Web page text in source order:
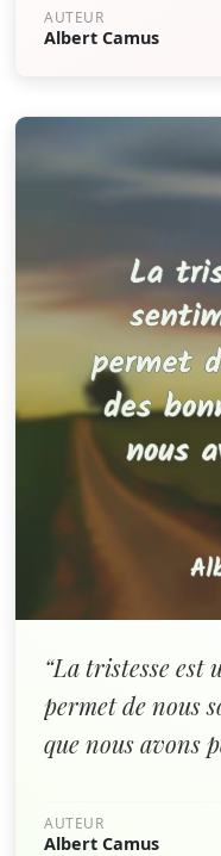
AUTEUR
Albert Camus
“La tristesse est
permet de nous
que nous avons
AUTEUR
Albert Camus